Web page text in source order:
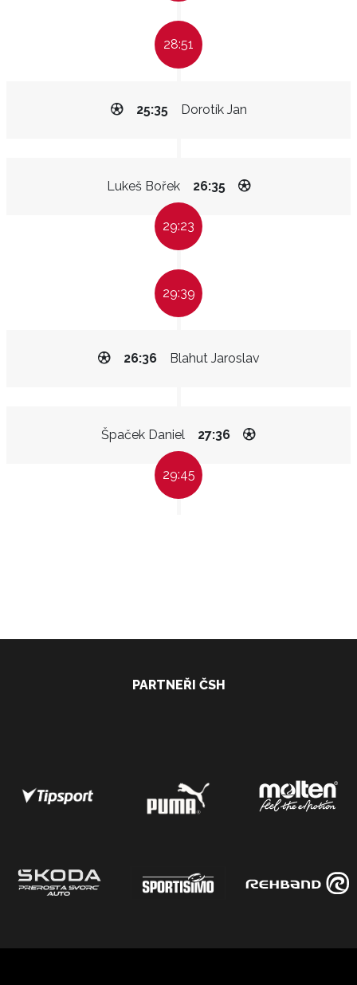
28:51
Dorotík Jan
25:35
Lukeš Bořek 26:35
29:23
29:39
Blahut Jaroslav
26:36
Špaček Daniel 27:36
29:45
PARTNEŘI ČSH